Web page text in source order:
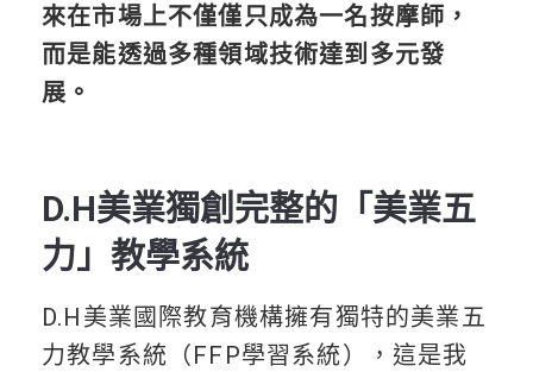
來在市場上不僅僅只成為一名按摩師，
而是能透過多種領域技術達到多元發
展。
D.H美業獨創完整的「美業五
力」教學系統
D.H美業國際教育機構擁有獨特的美業五
力教學系統（FFP學習系統），這是我